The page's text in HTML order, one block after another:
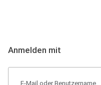
Anmelden mit